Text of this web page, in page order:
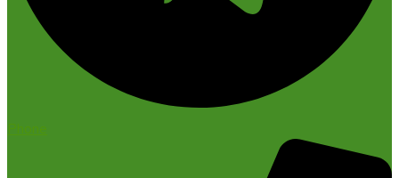
Phone